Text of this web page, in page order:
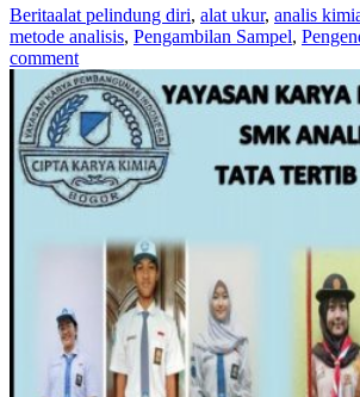
Beritaalat pelindung diri, alat ukur, analis
metode analisis, Pengambilan Sampel,
comment